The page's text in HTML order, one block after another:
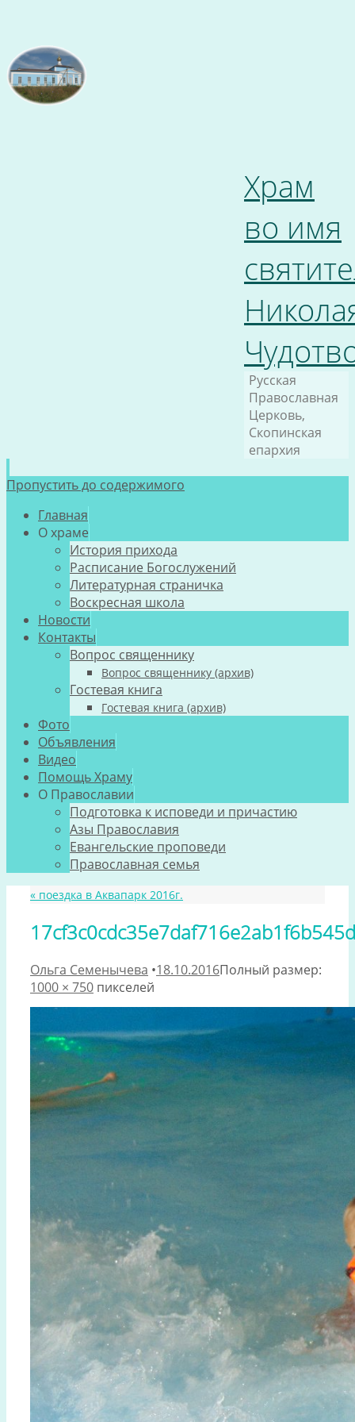
Храм
во имя
Русская
Православная
Церковь,
Скопинская
епархия
Пропустить до содержимого
Главная
О храме
История прихода
Расписание Богослужений
Литературная страничка
Воскресная школа
Новости
Контакты
Вопрос священнику
Вопрос священнику (архив)
Гостевая книга
Гостевая книга (архив)
Фото
Объявления
Видео
Помощь Храму
О Православии
Подготовка к исповеди и причастию
Азы Православия
Евангельские проповеди
Православная семья
« поездка в Аквапарк 2016г.
17cf3c0cdc35e7daf716e2ab1f6b545d
Ольга Семенычева •18.10.2016Полный размер:
1000 × 750 пикселей